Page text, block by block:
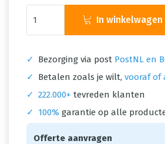
In winkelwagen
✓ Bezorging via post PostNL en
✓
Betalen zoals je wilt, vooraf of
✓ 222.000+ tevreden klanten
✓
100% garantie op alle
Offerte aanvragen